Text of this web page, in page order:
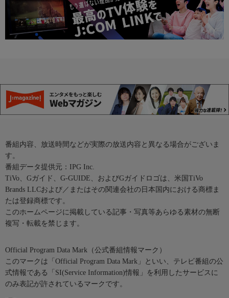
番組内容、放送時間などが実際の放送内容と異なる場合がございま
す。
番組データ提供元：IPG Inc.
TiVo、Gガイド、G-GUIDE、およびGガイドロゴは、米国TiVo
Brands LLCおよび／またはその関連会社の日本国内における商標ま
たは登録商標です。
このホームページに掲載している記事・写真等あらゆる素材の無断
複写・転載を禁じます。
Official Program Data Mark（公式番組情報マーク）
このマークは「Official Program Data Mark」といい、テレビ番組の公
式情報である「SI(Service Information)情報」を利用したサービスに
のみ表記が許されているマークです。